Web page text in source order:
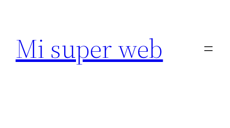
contenido
Mi super web